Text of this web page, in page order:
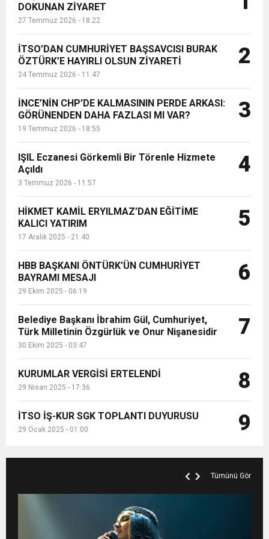
ve Onur Nişanesidir
6:19 HBB BAŞKANI ÖNTÜRK’ÜN
CUMHURİYET BAYRAMI MESAJI
17:36 KURUMLAR VERGİSİ ERTELENDİ
1:00 İTSO İŞ-KUR SGK TOPLANTI
21:40 CEYLANDERE’DE BAŞKAN EMRAH
18:22
GÖNÜLLERE DOKUNAN ZİYARET
DOKUNAN ZİYARET
27 Temmuz 2026 - 18:22
İTSO’DAN CUMHURİYET BAŞSAVCISI BURAK
ÖZTÜRK’E HAYIRLI OLSUN ZİYARETİ
24 Temmuz 2026 - 11:47
2
İNCE’NİN CHP’DE KALMASININ PERDE ARKASI:
GÖRÜNENDEN DAHA FAZLASI MI VAR?
19 Temmuz 2026 - 18:55
3
IŞIL Eczanesi Görkemli Bir Törenle Hizmete
Açıldı
3 Temmuz 2026 - 11:57
4
HİKMET KAMİL ERYILMAZ’DAN EĞİTİME
KALICI YATIRIM
17 Aralık 2025 - 21:40
5
HBB BAŞKANI ÖNTÜRK’ÜN CUMHURİYET
BAYRAMI MESAJI
29 Ekim 2025 - 06:19
6
Belediye Başkanı İbrahim Gül, Cumhuriyet,
Türk Milletinin Özgürlük ve Onur Nişanesidir
30 Ekim 2025 - 03:47
7
KURUMLAR VERGİSİ ERTELENDİ
29 Nisan 2025 - 17:36 8
İTSO İŞ-KUR SGK TOPLANTI DUYURUSU
29 Ocak 2025 - 01:00 9
Tümünü Gör